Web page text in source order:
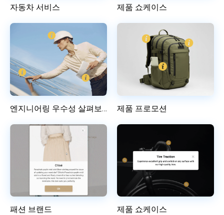
자동차 서비스 제품 쇼케이스
엔지니어링 우수성 살펴보기 제품 프로모션
패션 브랜드 제품 쇼케이스